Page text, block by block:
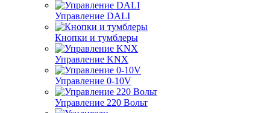
Управление DALI
Кнопки и тумблеры
Управление KNX
Управление 0-10V
Управление 220 Вольт